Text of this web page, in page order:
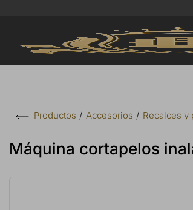
Productos Accesorios Recalces y
Máquina cortapelos